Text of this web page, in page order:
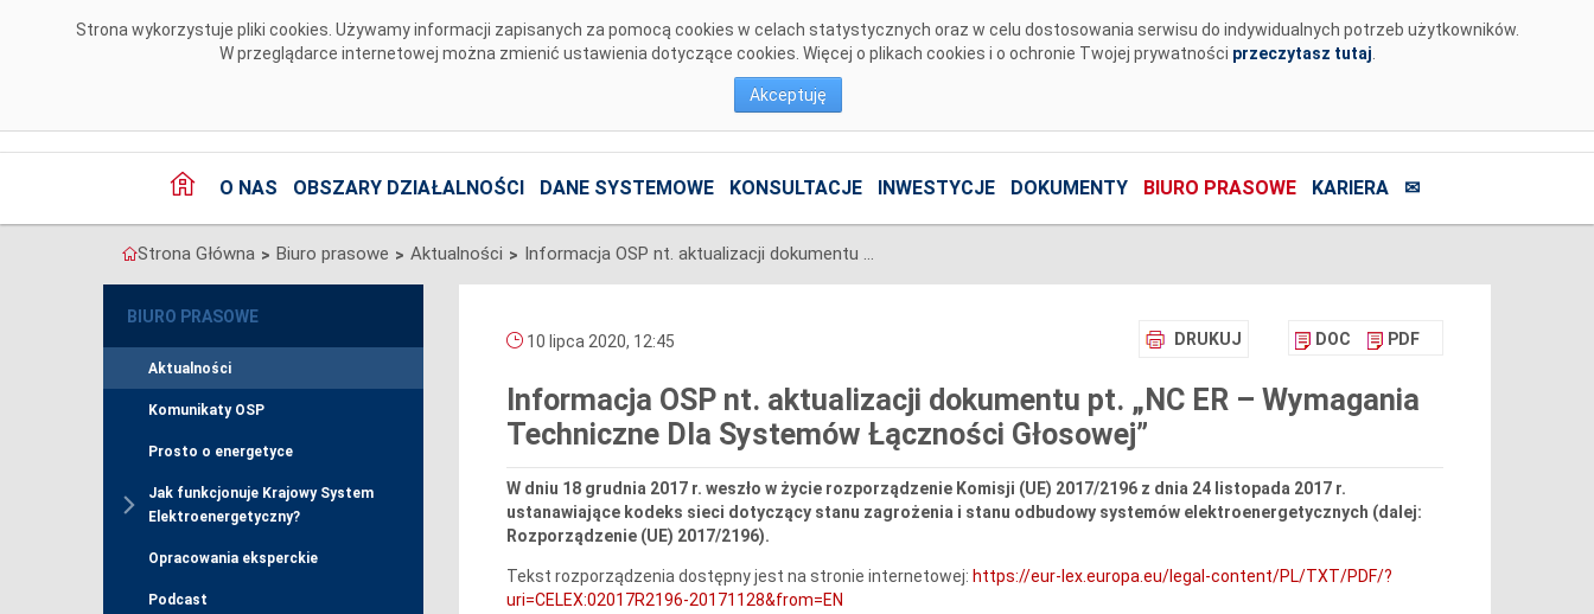
Strona wykorzystuje pliki cookies. Używamy informacji zapisanych za pomocą cookies w celach statystycznych oraz w celu dostosowania serwisu do indywidualnych potrzeb użytkowników.
W przeglądarce internetowej można zmienić ustawienia dotyczące cookies. Więcej o plikach cookies i o ochronie Twojej prywatności przeczytasz tutaj
Akceptuję
O NAS OBSZARY DZIAŁALNOŚCI DANE SYSTEMOWE KONSULTACJE INWESTYCJE DOKUMENTY BIURO PRASOWE KARIERA ✉
Strona Główna > Biuro prasowe > Aktualności > Informacja OSP nt. aktualizacji dokumentu pt. „NC ER – Wymagania Techniczne Dla Systemów Łączności Głosowej”
BIURO PRASOWE
Aktualności
Komunikaty OSP
Prosto o energetyce
Jak funkcjonuje Krajowy System
Elektroenergetyczny?
Opracowania eksperckie
Podcast
DRUKUJ DOC PDF
10 lipca 2020, 12:45
Informacja OSP nt. aktualizacji dokumentu pt. „NC ER – Wymagania
Techniczne Dla Systemów Łączności Głosowej”
W dniu 18 grudnia 2017 r. weszło w życie rozporządzenie Komisji (UE) 2017/2196 z dnia 24 listopada 2017 r.
ustanawiające kodeks sieci dotyczący stanu zagrożenia i stanu odbudowy systemów elektroenergetycznych (dalej:
Rozporządzenie (UE) 2017/2196).
Tekst rozporządzenia dostępny jest na stronie internetowej: https://eur-lex.europa.eu/legal-content/PL/TXT/PDF/?
uri=CELEX:02017R2196-20171128&from=EN